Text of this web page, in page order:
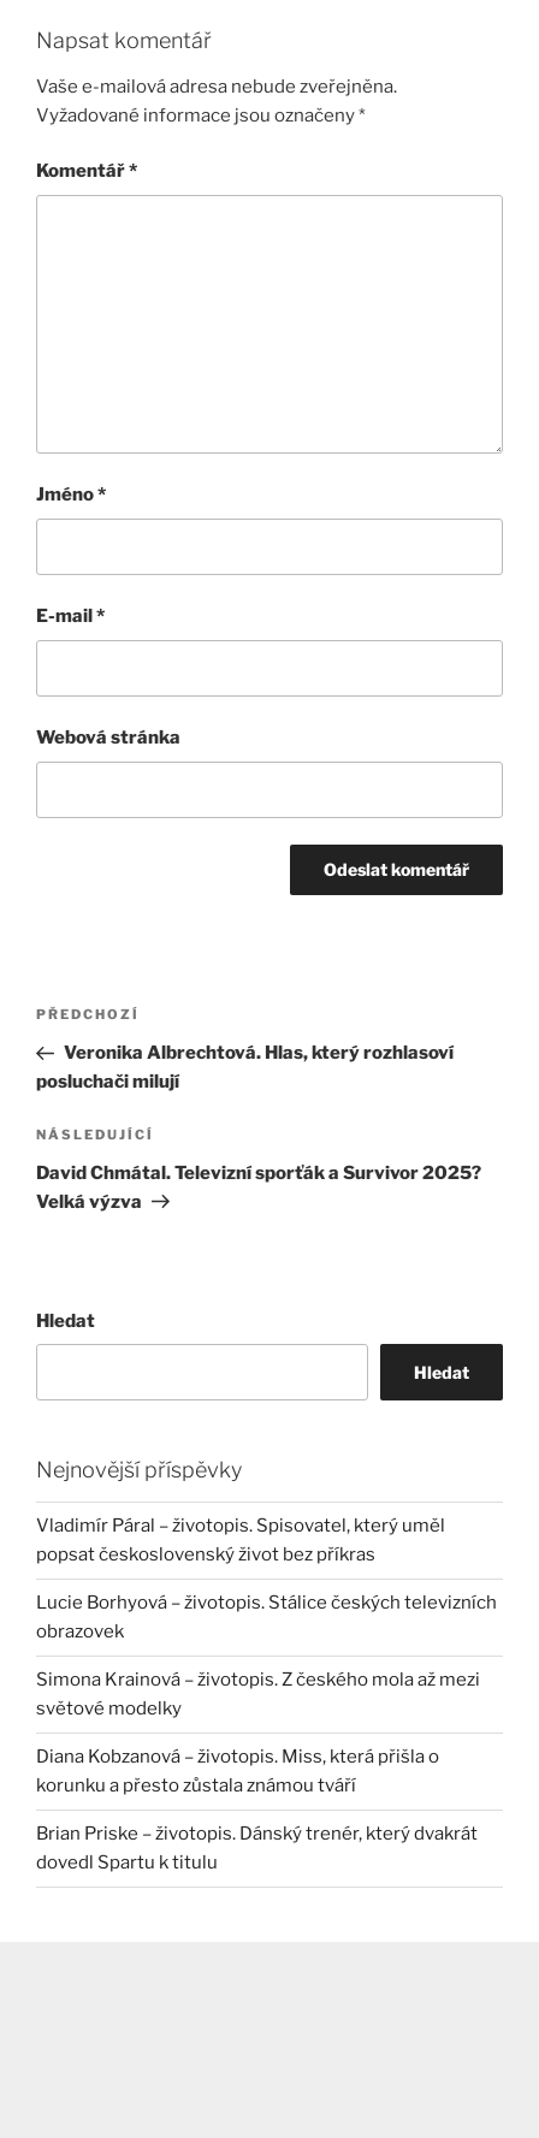
Napsat komentář
Vaše e-mailová adresa nebude zveřejněna.
Vyžadované informace jsou označeny*
Komentář*
Jméno*
E-mail*
Webová stránka
Navigace
příspěvek
Předchozí
příspěvek
PŘEDCHOZÍ
Veronika Albrechtová. Hlas, který rozhlasoví
posluchači milují
Následující
příspěvek
NÁSLEDUJÍCÍ
David Chmátal. Televizní sporťák a Survivor 2025?
Velká výzva
Hledat
Hledat
Nejnovější příspěvky
Vladimír Páral – životopis. Spisovatel, který uměl
popsat československý život bez příkras
Lucie Borhyová – životopis. Stálice českých televizních
obrazovek
Simona Krainová – životopis. Z českého mola až mezi
světové modelky
Diana Kobzanová – životopis. Miss, která přišla o
korunku a přesto zůstala známou tváří
Brian Priske – životopis. Dánský trenér, který dvakrát
dovedl Spartu k titulu